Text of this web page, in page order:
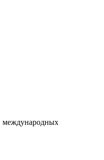
международных